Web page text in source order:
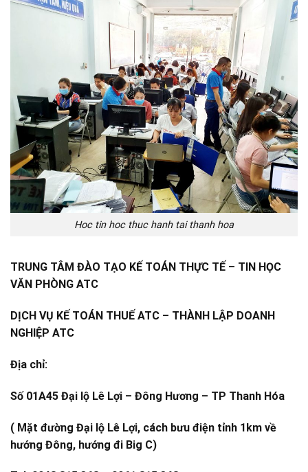
Hoc tin hoc thuc hanh tai thanh hoa
TRUNG TÂM ĐÀO TẠO KẾ TOÁN THỰC TẾ – TIN HỌC
VĂN PHÒNG ATC
DỊCH VỤ KẾ TOÁN THUẾ ATC – THÀNH LẬP DOANH
NGHIỆP ATC
Địa chỉ:
Số 01A45 Đại lộ Lê Lợi – Đông Hương – TP Thanh Hóa
( Mặt đường Đại lộ Lê Lợi, cách bưu điện tỉnh 1km về
hướng Đông, hướng đi Big C)